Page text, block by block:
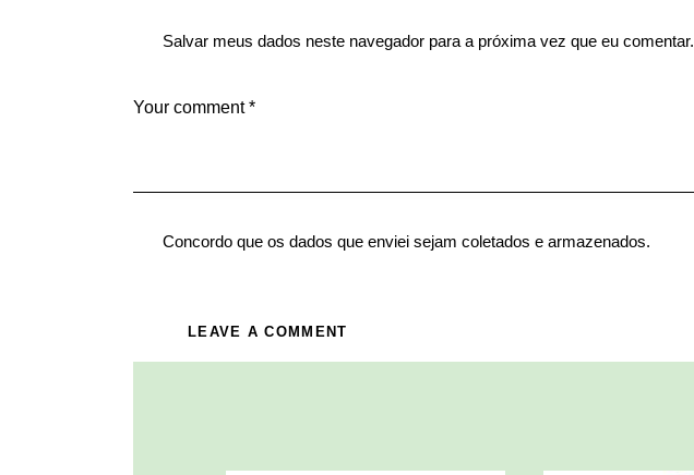
Salvar meus dados neste navegador para a próxima vez que eu comentar.
Concordo que os dados que enviei sejam coletados e armazenados.